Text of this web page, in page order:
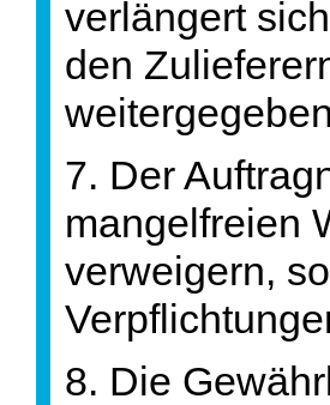
verlängert
den
7. Der
mangelfreien
verweigern,
8. Die